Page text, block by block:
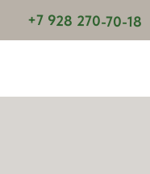
+7 928 270-70-18